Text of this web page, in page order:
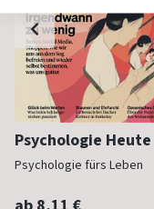
Psychologie Heute
Psychologie fürs Leben